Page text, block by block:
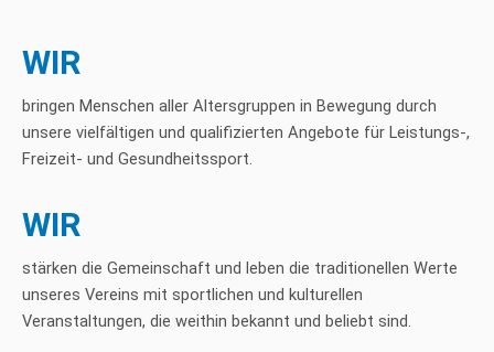
WIR
bringen Menschen aller Altersgruppen in Bewegung durch
unsere vielfältigen und qualifizierten Angebote für Leistungs-,
Freizeit- und Gesundheitssport.
WIR
stärken die Gemeinschaft und leben die traditionellen Werte
unseres Vereins mit sportlichen und kulturellen
Veranstaltungen, die weithin bekannt und beliebt sind.